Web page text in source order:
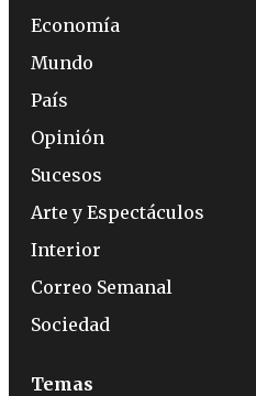
Economía
Mundo
País
Opinión
Sucesos
Arte y Espectáculos
Interior
Correo Semanal
Sociedad
Temas